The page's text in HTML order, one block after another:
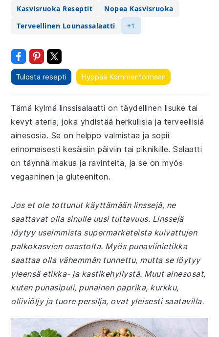
Kasvisruoka Reseptit
Nopea Kasvisruoka
Terveellinen Lounassalaatti
+1
Tulosta resepti Hyppää Kommentoimaan
Tämä kylmä linssisalaatti on täydellinen lisuke tai
kevyt ateria, joka yhdistää herkullisia ja terveellisiä
ainesosia. Se on helppo valmistaa ja sopii
erinomaisesti kesäisiin päiviin tai piknikille. Salaatti
on täynnä makua ja ravinteita, ja se on myös
vegaaninen ja gluteeniton.
Jos et ole tottunut käyttämään linssejä, ne
saattavat olla sinulle uusi tuttavuus. Linssejä
löytyy useimmista supermarketeista kuivattujen
palkokasvien osastolta. Myös punaviinietikka
saattaa olla vähemmän tunnettu, mutta se löytyy
yleensä etikka- ja kastikehyllystä. Muut ainesosat,
kuten punasipuli, punainen paprika, kurkku,
oliiviöljy ja tuore persilja, ovat yleisesti saatavilla.